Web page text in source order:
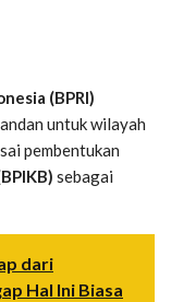
(BPRI)
untuk wilayah
pembentukan
sebagai
dari
Hal Ini Biasa